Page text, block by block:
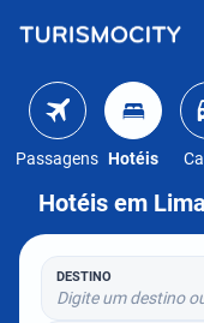
Passagens Hotéis
Hotéis em Lima
DESTINO
Digite um destino